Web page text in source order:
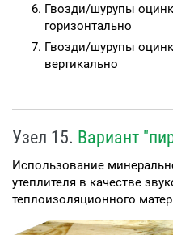
Гвозди/шурупы
горизонтально
Гвозди/шурупы
вертикально
Узел 15. Вариант
Использование
утеплителя в качестве
теплоизоляционного